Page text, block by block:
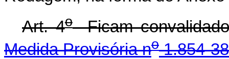
Art. 4oFicam
Medida Provisória no1.854-